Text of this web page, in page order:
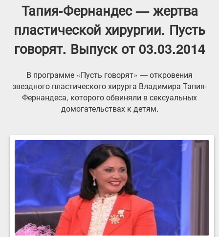
Тапия-Фернандес — жертва
пластической хирургии. Пусть
говорят. Выпуск от 03.03.2014
В программе «Пусть говорят» — откровения
звездного пластического хирурга Владимира Тапия-
Фернандеса, которого обвиняли в сексуальных
домогательствах к детям.